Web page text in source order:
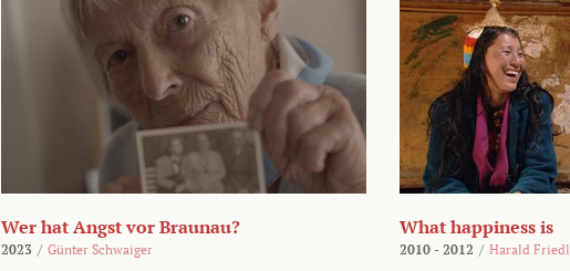
Wer hat Angst vor Braunau?
2023 / Günter Schwaiger
What happiness is
2010 - 2012 / Harald Friedl